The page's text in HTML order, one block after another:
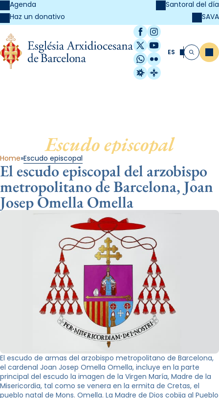
Agenda
Haz un donativo
Santoral del día
SAVA
Facebook
Instagram
X / Twitter
YouTube
WhatsApp
Flickr
Radio Estel
Catalunya
ES Buscar
Escudo episcopal
Home Escudo episcopal
El escudo episcopal del arzobispo
metropolitano de Barcelona, Joan
Josep Omella Omella
El escudo de armas del arzobispo metropolitano de Barcelona,
el cardenal Joan Josep Omella Omella, incluye en la parte
principal del escudo la imagen de la Virgen María, Madre de la
Misericordia, tal como se venera en la ermita de Cretas, el
pueblo natal de Mons. Omella. La Madre de Dios cobija al Pueblo